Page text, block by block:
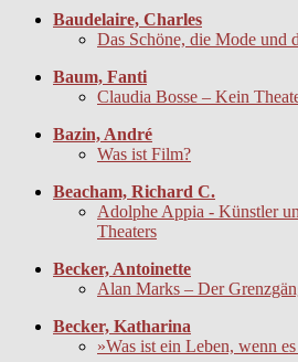
Baudelaire, Charles
Das Schöne, die Mode und
Baum, Fanti
Claudia Bosse – Kein
Bazin, André
Was ist Film?
Beacham, Richard C.
Adolphe Appia - Künstler
Theaters
Becker, Antoinette
Alan Marks – Der
Becker, Katharina
»Was ist ein Leben, wenn